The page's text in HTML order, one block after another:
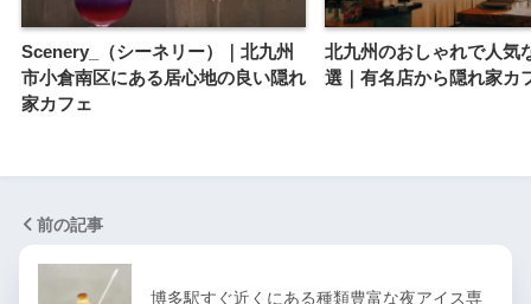
Scenery_（シーネリー）｜北九州
市小倉南区にある居心地の良い隠れ
家カフェ
北九州のおしゃれで人気
選｜有名店から隠れ家カ
前の記事
博多駅すぐ近くにある種類豊富な夜アイス専